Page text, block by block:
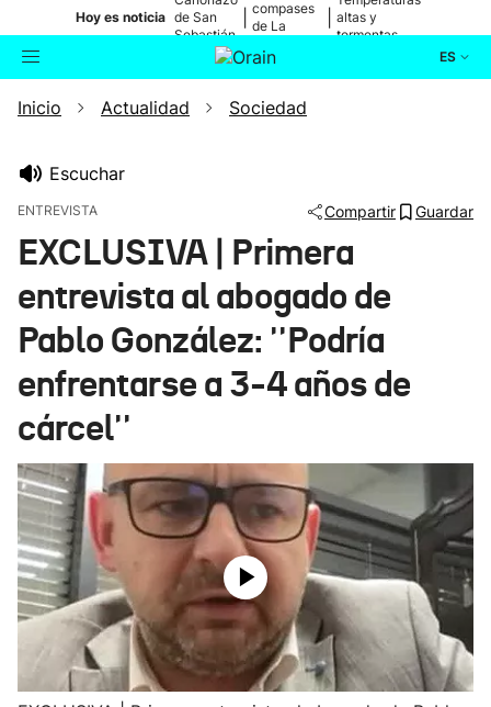
Hoy es noticia de San
Sebastián
compases
de La
altas y
tormentas
ES
Buscador Actualidad
Ikusmiran
Eguraldia
Inicio Actualidad Sociedad
Escuchar
ENTREVISTA Compartir Guardar
EXCLUSIVA | Primera
entrevista al abogado de
Pablo González: ''Podría
enfrentarse a 3-4 años de
cárcel''